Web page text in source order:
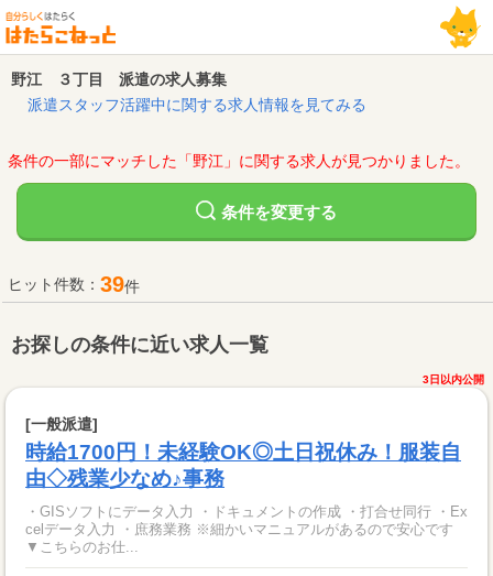
野江 ３丁目 派遣の求人募集
派遣スタッフ活躍中に関する求人情報を見てみる
条件の一部にマッチした「野江」に関する求人が見つかりました。
条件を変更する
ヒット件数： 39件
お探しの条件に近い求人一覧
3日以内公開
[一般派遣]
時給1700円！未経験OK◎土日祝休み！服装自
由◇残業少なめ♪事務
・GISソフトにデータ入力 ・ドキュメントの作成 ・打合せ同行 ・Ex
celデータ入力 ・庶務業務 ※細かいマニュアルがあるので安心です
▼こちらのお仕...